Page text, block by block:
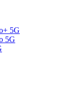
5G
5G